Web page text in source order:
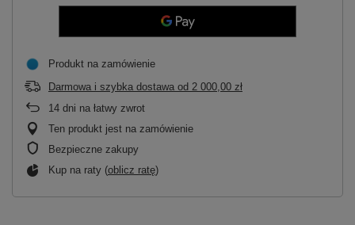
Produkt na zamówienie
Darmowa i szybka dostawa od 2 000,00 zł
14 dni na łatwy zwrot
Ten produkt jest na zamówienie
Bezpieczne zakupy
Kup na raty (oblicz ratę)